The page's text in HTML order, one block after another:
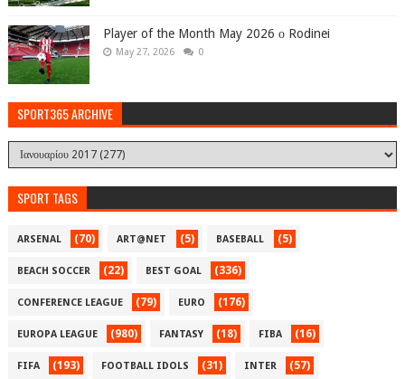
Player of the Month May 2026 ο Rodinei
May 27, 2026 0
SPORT365 ARCHIVE
SPORT TAGS
ARSENAL (70) ART@NET (5) BASEBALL (5)
BEACH SOCCER (22) BEST GOAL (336)
CONFERENCE LEAGUE (79) EURO (176)
EUROPA LEAGUE (980) FANTASY (18) FIBA (16)
FIFA (193) FOOTBALL IDOLS (31) INTER (57)